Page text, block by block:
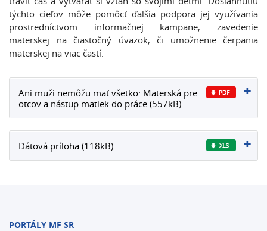
týchto cieľov môže pomôcť ďalšia podpora jej využívania
prostredníctvom informačnej kampane, zavedenie
materskej na čiastočný úväzok, či umožnenie čerpania
materskej na viac častí.
Ani muži nemôžu mať všetko: Materská pre
otcov a nástup matiek do práce (557kB)
Dátová príloha (118kB)
PORTÁLY MF SR